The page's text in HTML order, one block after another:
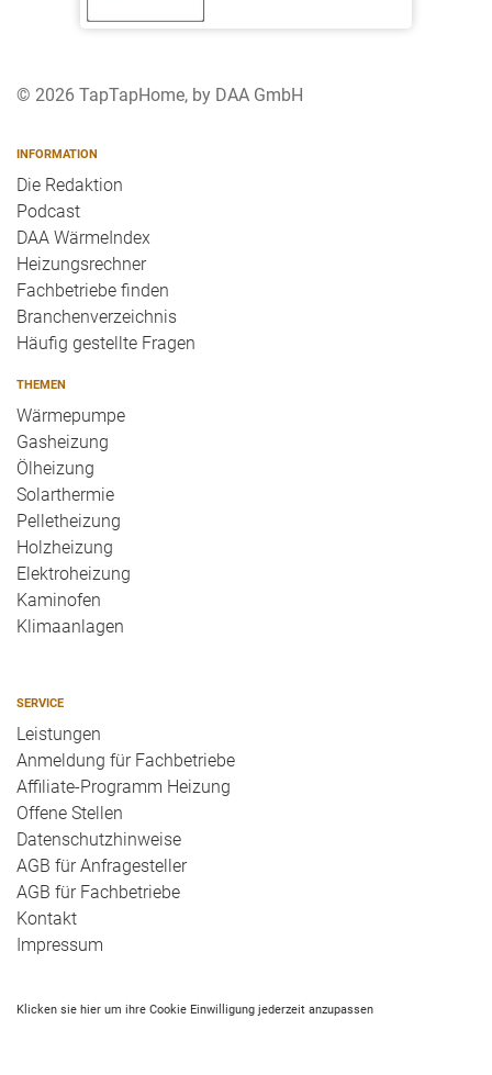
© 2026 TapTapHome, by DAA GmbH
INFORMATION
Die Redaktion
Podcast
DAA WärmeIndex
Heizungsrechner
Fachbetriebe finden
Branchenverzeichnis
Häufig gestellte Fragen
THEMEN
Wärmepumpe
Gasheizung
Ölheizung
Solarthermie
Pelletheizung
Holzheizung
Elektroheizung
Kaminofen
Klimaanlagen
SERVICE
Leistungen
Anmeldung für Fachbetriebe
Affiliate-Programm Heizung
Offene Stellen
Datenschutzhinweise
AGB für Anfragesteller
AGB für Fachbetriebe
Kontakt
Impressum
Klicken sie hier um ihre Cookie Einwilligung jederzeit anzupassen